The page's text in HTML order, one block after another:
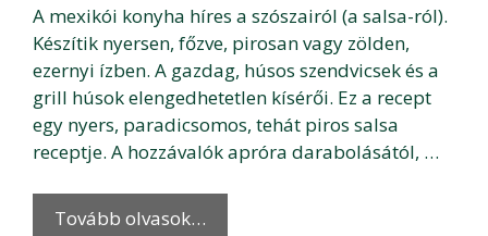
A mexikói konyha híres a szószairól (a salsa-ról).
Készítik nyersen, főzve, pirosan vagy zölden,
ezernyi ízben. A gazdag, húsos szendvicsek és a
grill húsok elengedhetetlen kísérői. Ez a recept
egy nyers, paradicsomos, tehát piros salsa
receptje. A hozzávalók apróra darabolásától, …
Tovább olvasok…